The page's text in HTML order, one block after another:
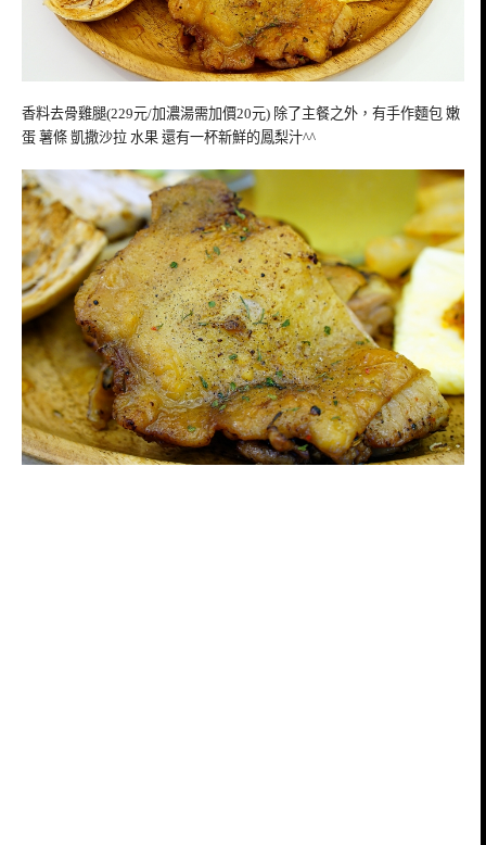
香料去骨雞腿(229元/加濃湯需加價20元) 除了主餐之外，有手作麵包 嫩
蛋 薯條 凱撒沙拉 水果 還有一杯新鮮的鳳梨汁^^